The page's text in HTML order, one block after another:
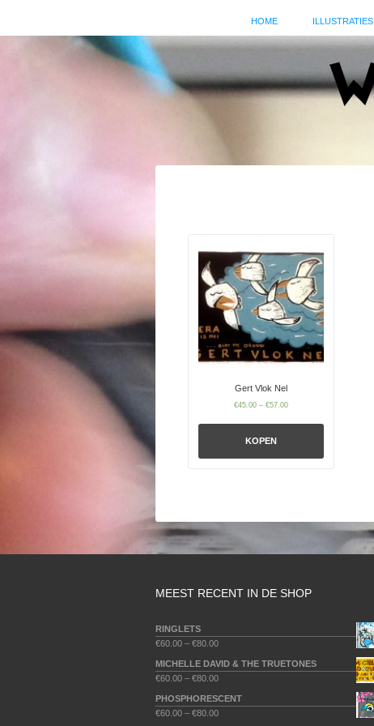
HOME ILLUSTRATIES
Gert Vlok Nel
€45.00– €57.00
KOPEN
MEEST RECENT IN DE SHOP
RINGLETS
€60.00 – €80.00
MICHELLE DAVID & THE TRUETONES
€60.00 – €80.00
PHOSPHORESCENT
€60.00 – €80.00